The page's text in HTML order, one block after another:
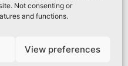
Not consenting or
and functions.
View preferences